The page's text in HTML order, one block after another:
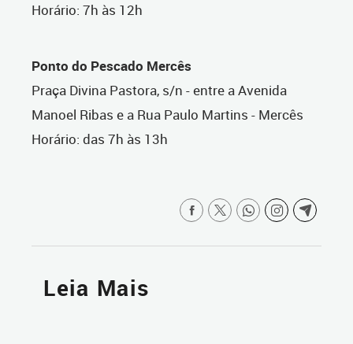
Horário: 7h às 12h
Ponto do Pescado Mercês
Praça Divina Pastora, s/n - entre a Avenida
Manoel Ribas e a Rua Paulo Martins - Mercês
Horário: das 7h às 13h
Leia Mais